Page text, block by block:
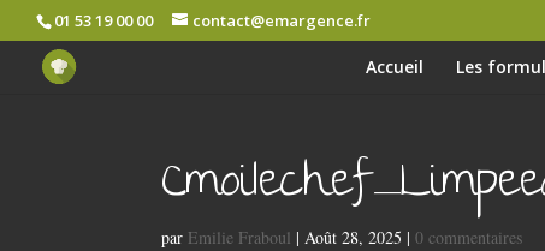
01 53 19 00 00 contact@emargence.fr
Accueil Les
par Emilie Fraboul |Août 28, 2025 |0 commentaires